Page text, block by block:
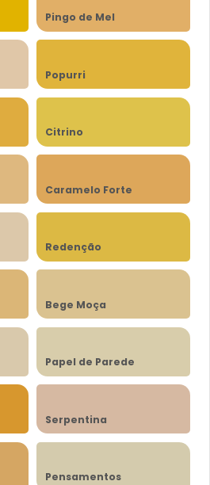
Pingo de Mel
Popurri
Citrino
Caramelo Forte
Redenção
Bege Moça
Papel de Parede
Serpentina
Pensamentos